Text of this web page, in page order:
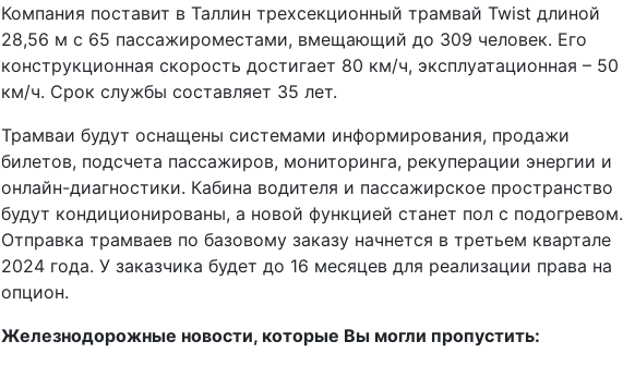
Компания поставит в Таллин трехсекционный трамвай Twist длиной
28,56 м с 65 пассажироместами, вмещающий до 309 человек. Его
конструкционная скорость достигает 80 км/ч, эксплуатационная – 50
км/ч. Срок службы составляет 35 лет.
Трамваи будут оснащены системами информирования, продажи
билетов, подсчета пассажиров, мониторинга, рекуперации энергии и
онлайн-диагностики. Кабина водителя и пассажирское пространство
будут кондиционированы, а новой функцией станет пол с подогревом.
Отправка трамваев по базовому заказу начнется в третьем квартале
2024 года. У заказчика будет до 16 месяцев для реализации права на
опцион.
Железнодорожные новости, которые Вы могли пропустить: